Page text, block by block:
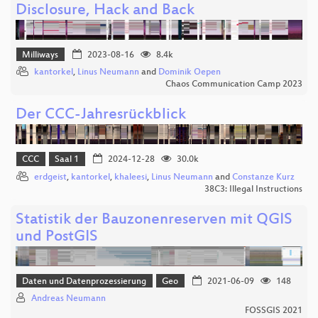
Disclosure, Hack and Back
Milliways 2023-08-16
8.4k
kantorkel, Linus Neumann and Dominik Oepen
Chaos Communication Camp 2023
Der CCC-Jahresrückblick
CCC Saal 1 2024-12-28
30.0k
erdgeist, kantorkel , khaleesi, Linus Neumann and Constanze Kurz
38C3: Illegal Instructions
Statistik der Bauzonenreserven mit QGIS
und PostGIS
Daten und Datenprozessierung Geo 2021-06-09
148
Andreas Neumann
FOSSGIS 2021